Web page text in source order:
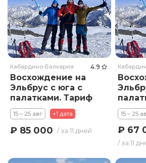
Кабардино-Балкария 4.9
Восхождение на
Эльбрус с юга с
палатками. Тариф
Премиум
15 – 25 авг +1 дата
₽ 85 000 / за 11 дней
15 – 25
₽ 67
/ за 11